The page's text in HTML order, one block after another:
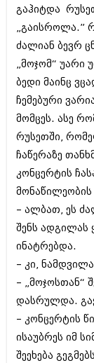
რომანი და
სახალისო
შოუბიზნესი
დაიჯესტი
ქალი და
ისტორია
სხვადასხვა
ანონსი
ივლისი
ივნისი
აპრილი
მარტი
დაიჯესტი
ქალი და
ისტორია
სხვადასხვა
ანონსი
არქივი
ნოემბერი
ოქტომბერი
სექტემბერი
აგვისტო 2020
ივლისი 2020
ივნისი 2020
არქივის ზომის
გაჰიტდა
„გაისროლა.”
ძალიან ბევრ
„მოჯომ“ უარი
ბედი მაინც
ჩემებური
მომცეს. ასე
რუსეთში,
ჩაწერაზე
კონცერტის
მონაწილეობის
– ალბათ, ეს
შენს ადგილას
ინატრებდა.
– კი,
– „მოჯოსთან“
დასრულდა.
– კონცერტის
ისაუბრეს იმ
შეეხება